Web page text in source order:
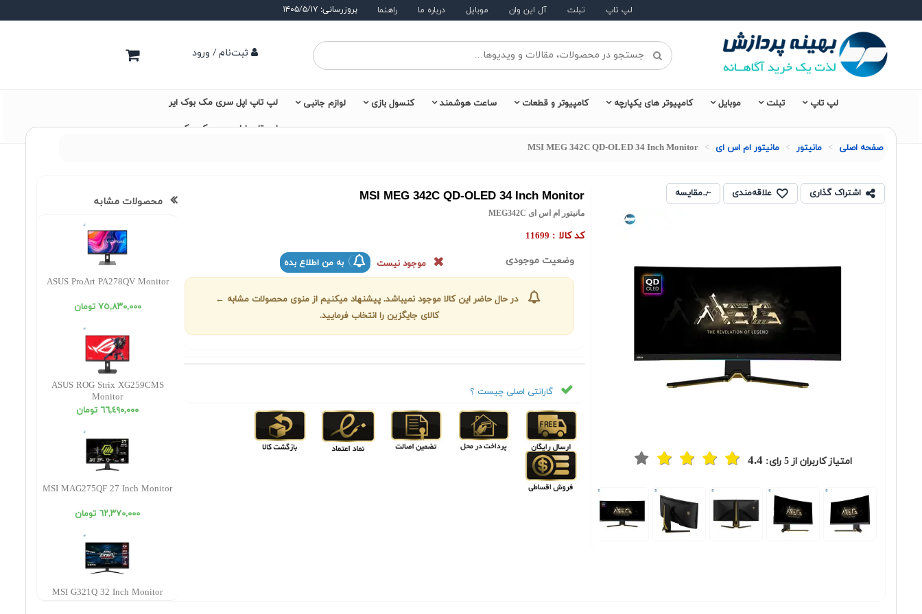
لپ تاپ تبلت آل این وان موبایل درباره ما راهنما بروزرسانی: ۱۴۰۵/۵/۱۷
ثبت‌نام / ورود
لپ تاپ تبلت موبایل کامپیوتر های یکپارچه کامپیوتر و قطعات ساعت هوشمند کنسول بازی لوازم جانبی لپ تاپ اپل سری مک بوک ایر
لپ تاپ اپل سری مک بوک پرو
صفحه اصلی
مانیتور مانیتور ام اس ای MSI MEG 342C QD-OLED 34 Inch Monitor
اشتراک گذاری علاقه‌مندی مقایسه
امتیاز کاربران از5 رای:4.4
MSI MEG 342C QD-OLED 34 Inch Monitor
مانیتور ام اس ای MEG342C
کد کالا : 11699
وضعیت موجودی موجود نیست به من اطلاع بده
در حال حاضر این کالا موجود نمیباشد. پیشنهاد میکنیم از منوی محصولات مشابه ←
کالای جایگزین را انتخاب فرمایید.
گارانتی اصلی چیست ؟
محصولات مشابه
ASUS ProArt PA278QV Monitor
٧٥,٨٣٠,٠٠٠ تومان
ASUS ROG Strix XG259CMS
Monitor
٦٦,٤٩٠,٠٠٠ تومان
MSI MAG275QF 27 Inch Monitor
٦٢,٣٧٠,٠٠٠ تومان
MSI G321Q 32 Inch Monitor